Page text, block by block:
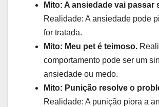
Mito: A ansiedade vai passar
Realidade: A ansiedade pode
for tratada.
Mito: Meu pet é teimoso.
comportamento pode ser um
ansiedade ou medo.
Mito: Punição resolve o
Realidade: A punição piora a